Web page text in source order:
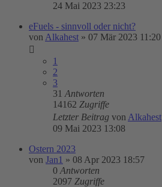
24 Mai 2023 23:23
eFuels - sinnvoll oder nicht?
von Alkahest » 07 Mär 2023 11:20
1
2
3
31 Antworten
14162 Zugriffe
Letzter Beitrag von Alkahest
09 Mai 2023 13:08
Ostern 2023
von Jan1 » 08 Apr 2023 18:57
0 Antworten
2097 Zugriffe